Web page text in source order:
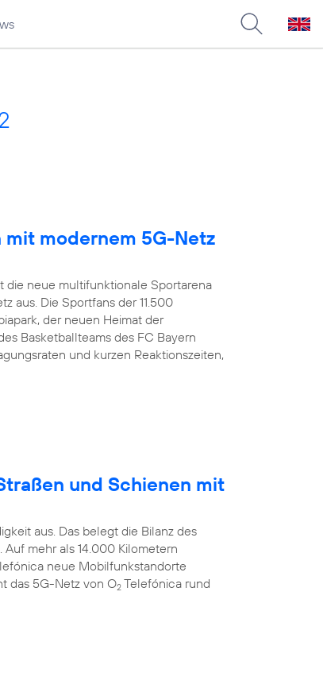
modernem 5G-Netz
die neue multifunktionale Sportarena
aus. Die Sportfans der 11.500
der neuen Heimat der
Basketballteams des FC Bayern
und kurzen Reaktionszeiten,
und Schienen mit
aus. Das belegt die Bilanz des
mehr als 14.000 Kilometern
neue Mobilfunkstandorte
das 5G-Netz von O2 Telefónica rund